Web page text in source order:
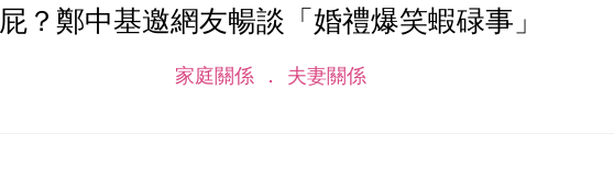
屁？鄭中基邀網友暢談「婚禮爆笑蝦碌事」
家庭關係 夫妻關係